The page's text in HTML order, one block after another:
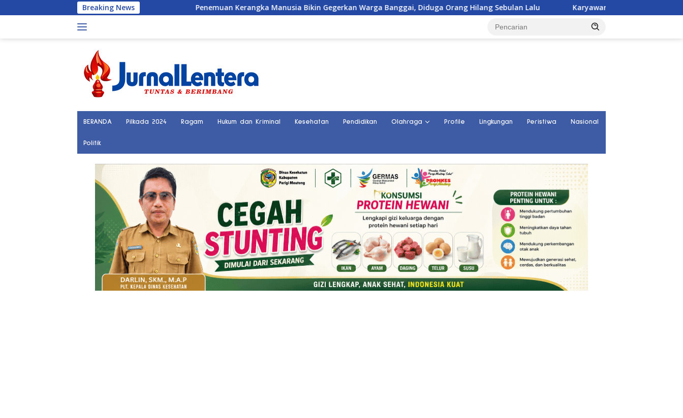
ke
Breaking News
Penemuan Kerangka Manusia Bikin Gegerkan Warga Banggai, Diduga Orang Hilang Sebulan Lalu Karyawan PT UKK Hilang Saat Cek Tongkang,
BERANDA Pilkada 2024 Ragam Hukum dan Kriminal Kesehatan Pendidikan Olahraga Profile Lingkungan Peristiwa Nasional
Politik